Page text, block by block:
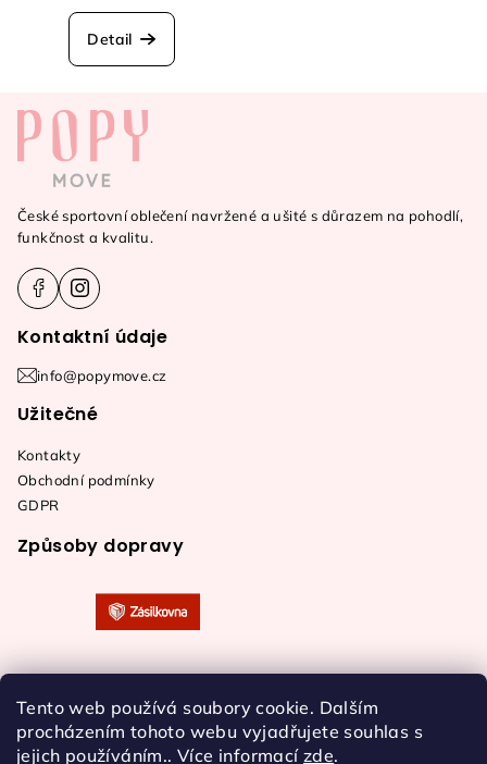
Tento web používá soubory cookie. Dalším
procházením tohoto webu vyjadřujete souhlas s
jejich používáním.. Více informací zde.
hodnocení
produktu
hvězdiček.
Detail
České sportovní oblečení navržené a ušité s důrazem na pohodlí,
funkčnost a kvalitu.
Kontaktní údaje
info@popymove.cz
Užitečné
Kontakty
Obchodní podmínky
GDPR
Způsoby dopravy